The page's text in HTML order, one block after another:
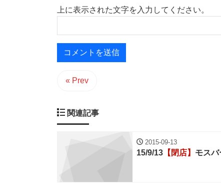
上に表示された文字を入力してください。
« Prev
関連記事
2015-09-13
15/9/13 【閉店】 モス